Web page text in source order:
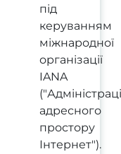
під
керуванням
міжнародної
організації
IANA
адресного
простору
Інтернет").